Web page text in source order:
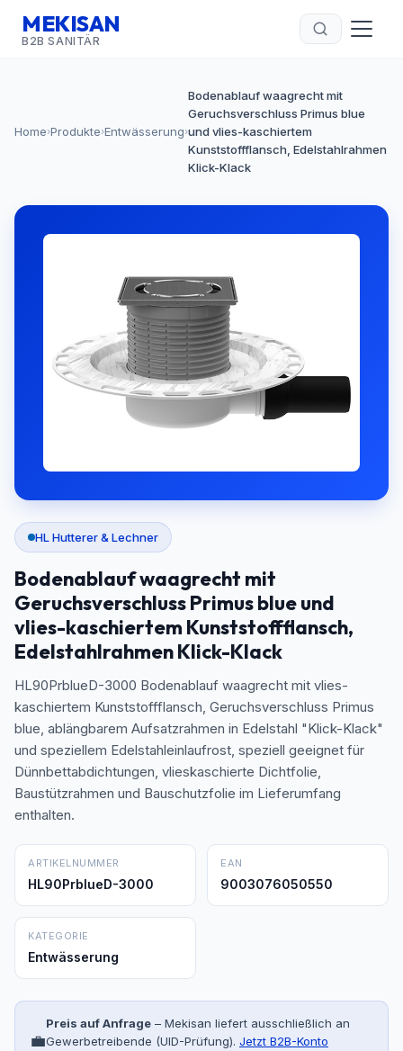
MEKISAN
B2B SANITÄR
Home›Produkte›Entwässerung›
Bodenablauf waagrecht mit
Geruchsverschluss Primus blue
und vlies-kaschiertem
Kunststoffflansch, Edelstahlrahmen
Klick-Klack
HL Hutterer & Lechner
Bodenablauf waagrecht mit
Geruchsverschluss Primus blue und
vlies-kaschiertem Kunststoffflansch,
Edelstahlrahmen Klick-Klack
HL90PrblueD-3000 Bodenablauf waagrecht mit vlies-
kaschiertem Kunststoffflansch, Geruchsverschluss Primus
blue, ablängbarem Aufsatzrahmen in Edelstahl "Klick-Klack"
und speziellem Edelstahleinlaufrost, speziell geeignet für
Dünnbettabdichtungen, vlieskaschierte Dichtfolie,
Baustützrahmen und Bauschutzfolie im Lieferumfang
enthalten.
ARTIKELNUMMER
HL90PrblueD-3000
EAN
9003076050550
KATEGORIE
Entwässerung
💼
Preis auf Anfrage – Mekisan liefert ausschließlich an
Gewerbetreibende (UID-Prüfung). Jetzt B2B-Konto